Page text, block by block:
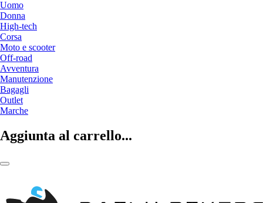
Uomo
Donna
High-tech
Corsa
Moto e scooter
Off-road
Avventura
Manutenzione
Bagagli
Outlet
Marche
Aggiunta al carrello...